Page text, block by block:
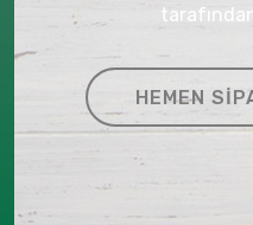
HEMEN